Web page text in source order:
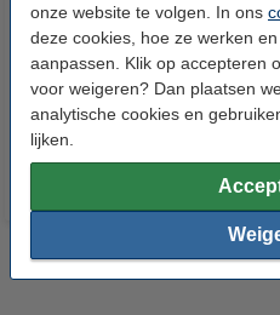
onze website te volgen. In ons
deze cookies, hoe ze werken
aanpassen. Klik op accepteren
voor weigeren? Dan plaatsen
analytische cookies en
lijken.
Ultracell UL7-12 VRLA AGM
Loodaccu (12V, 7.0 Ah, T1
terminal)
€ 18,95 Inclusief 21% BTW